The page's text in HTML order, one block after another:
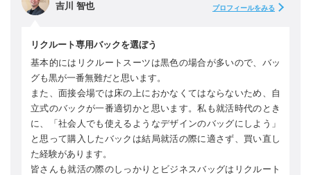
吉川 智也 プロフィールをみる
リクルート専用バックを選ぼう
基本的にはリクルートスーツは黒色の場合が多いので、バッ
グも黒が一番無難だと思います。
また、面接会場では床の上におかなくてはならないため、自
立式のバックが一番適切かと思います。私も就活時代のとき
に、「社会人でも使えるようなデザインのバッグにしよう」
と思って購入したバックは結局就活の際に適さず、買い直し
た経験があります。
皆さんも就活の際のしっかりとビジネスバッグはリクルート